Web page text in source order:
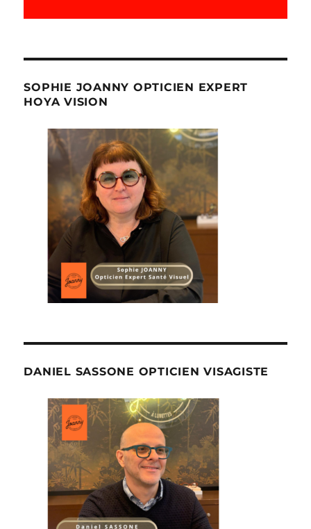
SOPHIE JOANNY OPTICIEN EXPERT
HOYA VISION
DANIEL SASSONE OPTICIEN VISAGISTE